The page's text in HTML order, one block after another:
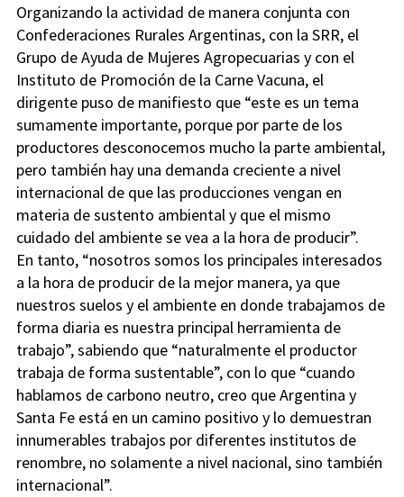
Organizando la actividad de manera conjunta con
Confederaciones Rurales Argentinas, con la SRR, el
Grupo de Ayuda de Mujeres Agropecuarias y con el
Instituto de Promoción de la Carne Vacuna, el
dirigente puso de manifiesto que “este es un tema
sumamente importante, porque por parte de los
productores desconocemos mucho la parte ambiental,
pero también hay una demanda creciente a nivel
internacional de que las producciones vengan en
materia de sustento ambiental y que el mismo
cuidado del ambiente se vea a la hora de producir”.
En tanto, “nosotros somos los principales interesados
a la hora de producir de la mejor manera, ya que
nuestros suelos y el ambiente en donde trabajamos de
forma diaria es nuestra principal herramienta de
trabajo”, sabiendo que “naturalmente el productor
trabaja de forma sustentable”, con lo que “cuando
hablamos de carbono neutro, creo que Argentina y
Santa Fe está en un camino positivo y lo demuestran
innumerables trabajos por diferentes institutos de
renombre, no solamente a nivel nacional, sino también
internacional”.